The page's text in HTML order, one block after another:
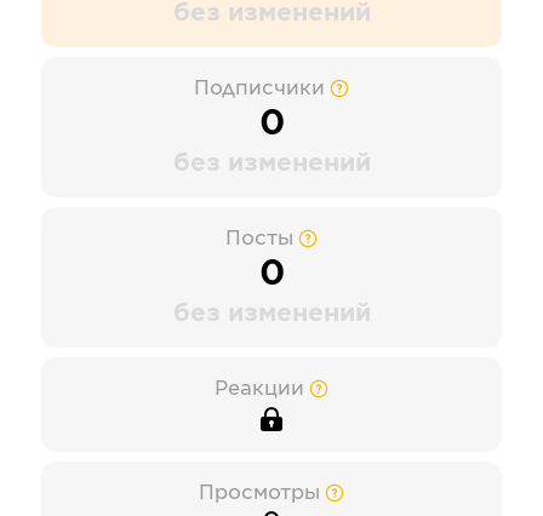
без изменений
Подписчики
0
без изменений
Посты
0
без изменений
Реакции
Просмотры